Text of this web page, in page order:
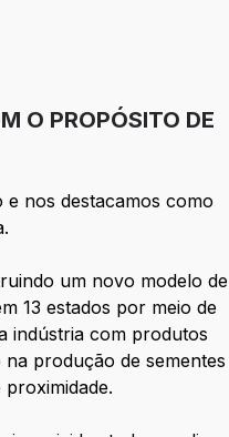
O PROPÓSITO DE
nos destacamos como
um novo modelo de
13 estados por meio de
indústria com produtos
produção de sementes